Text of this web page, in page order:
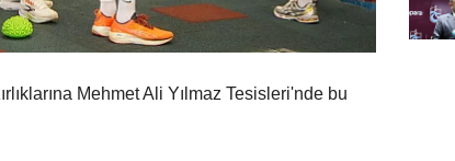
Mehmet Ali Yılmaz Tesisleri'nde bu